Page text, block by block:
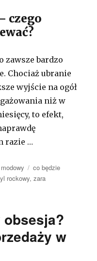
czego
zawsze bardzo
Chociaż ubranie
wyjście na ogół
niż w
to efekt,
razie …
Tagi
co będzie
rockowy,zara
obsesja?
w